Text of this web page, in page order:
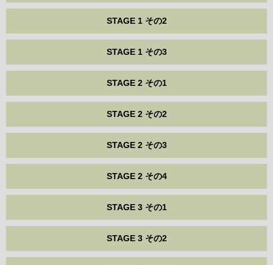
STAGE 1 その2
STAGE 1 その3
STAGE 2 その1
STAGE 2 その2
STAGE 2 その3
STAGE 2 その4
STAGE 3 その1
STAGE 3 その2